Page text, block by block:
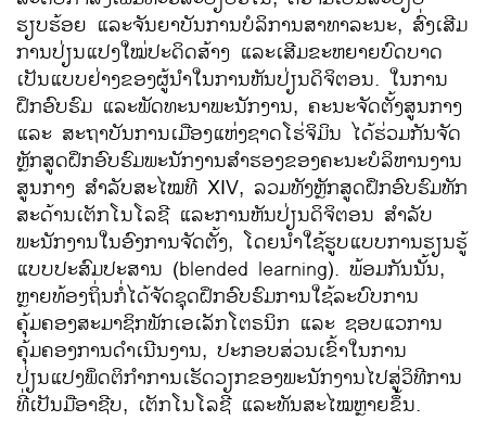
ຮຽບຮ້ອຍ ແລະຈັນຍາບັນການບໍລິການສາທາລະນະ, ສົ່ງເສີມ
ການປ່ຽນແປງໃໝ່ປະດິດສ້າງ ແລະເສີມຂະຫຍາຍບົດບາດ
ເປັນແບບຢ່າງຂອງຜູ້ນຳໃນການຫັນປ່ຽນດິຈິຕອນ. ໃນການ
ຝຶກອົບຮົມ ແລະພັດທະນາພະນັກງານ, ຄະນະຈັດຕັ້ງສູນກາງ
ແລະ ສະຖາບັນການເມືອງແຫ່ງຊາດໂຮ່ຈິມິນ ໄດ້ຮ່ວມກັນຈັດ
ຫຼັກສູດຝຶກອົບຮົມພະນັກງານສຳຮອງຂອງຄະນະບໍລິຫານງານ
ສູນກາງ ສຳລັບສະໄໝທີ XIV, ລວມທັງຫຼັກສູດຝຶກອົບຮົມທັກ
ສະດ້ານເຕັກໂນໂລຊີ ແລະການຫັນປ່ຽນດິຈິຕອນ ສຳລັບ
ພະນັກງານໃນອົງການຈັດຕັ້ງ, ໂດຍນຳໃຊ້ຮູບແບບການຮຽນຮູ້
ແບບປະສົມປະສານ (blended learning). ພ້ອມກັນນັ້ນ,
ຫຼາຍທ້ອງຖິ່ນກໍ່ໄດ້ຈັດຊຸດຝຶກອົບຮົມການໃຊ້ລະບົບການ
ຄຸ້ມຄອງສະມາຊິກພັກເອເລັກໂຕຣນິກ ແລະ ຊອບແວການ
ຄຸ້ມຄອງການດຳເນີນງານ, ປະກອບສ່ວນເຂົ້າໃນການ
ປ່ຽນແປງພຶດຕິກຳການເຮັດວຽກຂອງພະນັກງານໄປສູ່ວິທີການ
ທີ່ເປັນມືອາຊີບ, ເຕັກໂນໂລຊີ ແລະທັນສະໄໝຫຼາຍຂຶ້ນ.